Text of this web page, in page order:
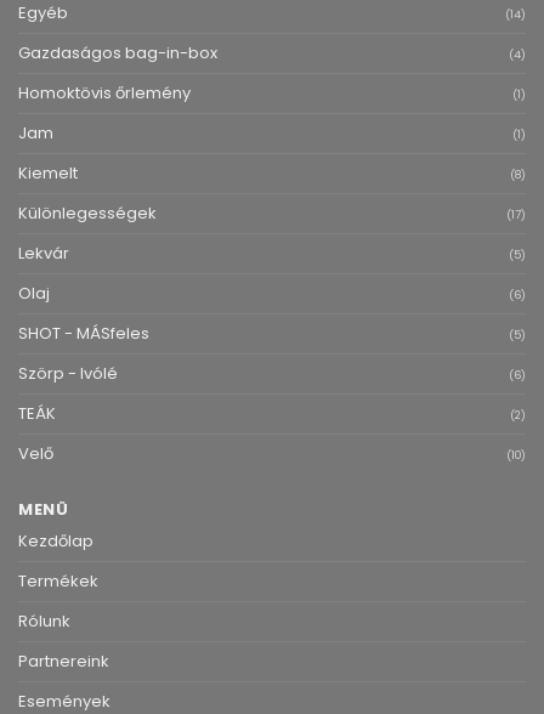
Egyéb (14)
Gazdaságos bag-in-box (4)
Homoktövis őrlemény (1)
Jam (1)
Kiemelt (8)
Különlegességek (17)
Lekvár (5)
Olaj (6)
SHOT - MÁSfeles (5)
Szörp - Ivólé (6)
TEÁK (2)
Velő (10)
MENÜ
Kezdőlap
Termékek
Rólunk
Partnereink
Események